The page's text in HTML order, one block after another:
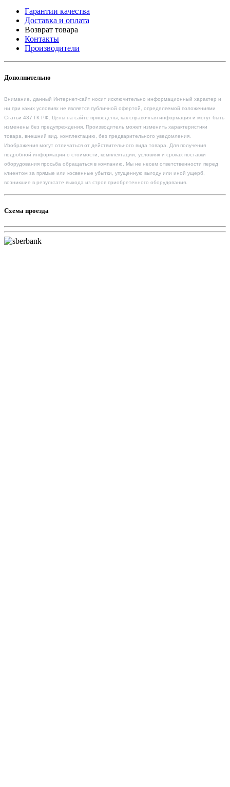
Гарантии качества
Доставка и оплата
Возврат товара
Контакты
Производители
Дополнительно
Внимание, данный Интернет-сайт носит исключительно информационный характер и
ни при каких условиях не является публичной офертой, определяемой положениями
Статьи 437 ГК РФ. Цены на сайте приведены, как справочная информация и могут быть
изменены без предупреждения. Производитель может изменить характеристики
товара, внешний вид, комплектацию, без предварительного уведомления.
Изображения могут отличаться от действительного вида товара. Для получения
подробной информации о стоимости, комплектации, условиях и сроках поставки
оборудования просьба обращаться в компанию. Мы не несем ответственности перед
клиентом за прямые или косвенные убытки, упущенную выгоду или иной ущерб,
возникшие в результате выхода из строя приобретенного оборудования.
Схема проезда